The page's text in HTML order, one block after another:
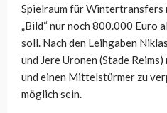
Spielraum für Wintertransfers
„Bild“ nur noch 800.000 Euro
soll. Nach den Leihgaben
und Jere Uronen (Stade
und einen Mittelstürmer zu
möglich sein.